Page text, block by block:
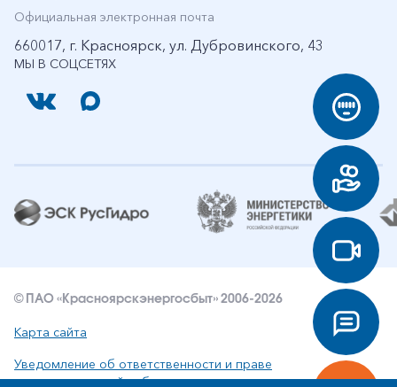
МЫ В СОЦСЕТЯХ
Официальная электронная почта
660017, г. Красноярск, ул. Дубровинского, 43
© ПАО «Красноярскэнергосбыт» 2006-2026
Карта сайта
Уведомление об ответственности и праве
интеллектуальной собственности